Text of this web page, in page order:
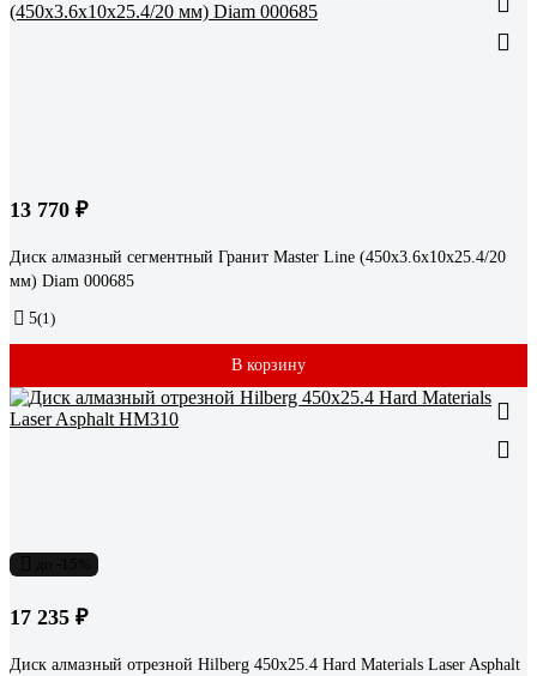
13 770 ₽
Диск алмазный сегментный Гранит Master Line (450х3.6х10х25.4/20
мм) Diam 000685
5(1)
В корзину
17 235 ₽
Диск алмазный отрезной Hilberg 450x25.4 Hard Materials Laser Asphalt